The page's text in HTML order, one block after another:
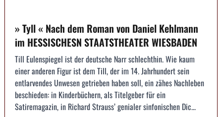
» Tyll « Nach dem Roman von Daniel Kehlmann
im HESSISCHESN STAATSTHEATER WIESBADEN
Till Eulenspiegel ist der deutsche Narr schlechthin. Wie kaum
einer anderen Figur ist dem Till, der im 14. Jahrhundert sein
entlarvendes Unwesen getrieben haben soll, ein zähes Nachleben
beschieden: in Kinderbüchern, als Titelgeber für ein
Satiremagazin, in Richard Strauss’ genialer sinfonischen Dic...